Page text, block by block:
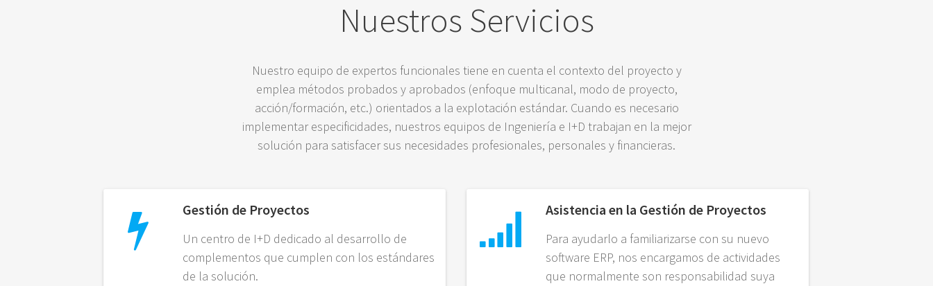
Nuestros Servicios
Nuestro equipo de expertos funcionales tiene en cuenta el contexto del proyecto y
emplea métodos probados y aprobados (enfoque multicanal, modo de proyecto,
acción/formación, etc.) orientados a la explotación estándar. Cuando es necesario
implementar especificidades, nuestros equipos de Ingeniería e I+D trabajan en la mejor
solución para satisfacer sus necesidades profesionales, personales y financieras.
Gestión de Proyectos
Un centro de I+D dedicado al desarrollo de
complementos que cumplen con los estándares
de la solución.
Asistencia en la Gestión de Proyectos
Para ayudarlo a familiarizarse con su nuevo
software ERP, nos encargamos de actividades
que normalmente son responsabilidad suya